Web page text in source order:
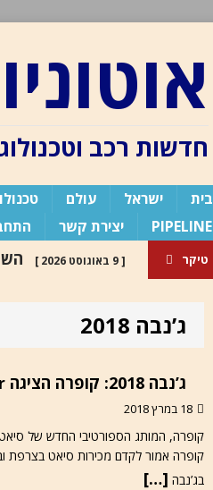
חדשות רכב
בית ישראל עולם
PIPELINE
יצירת קשר
טיקר [ 9 באוגוסט 2026 ]
מתיחת פנים השקות
[ 30 ביולי 2024 ]
העורך
ג’נבה 2018
ג’נבה 2018: קופרה הציגה e-Racer קונספט, ייצור מתוכנן ל-2019
18 במרץ 2018
בג’נבה […]